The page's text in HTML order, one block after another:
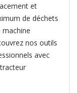
et
de déchets
machine
nos outils
avec